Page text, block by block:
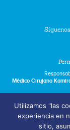
Médico Cirujano
Utilizamos "las
experiencia en
sitio,